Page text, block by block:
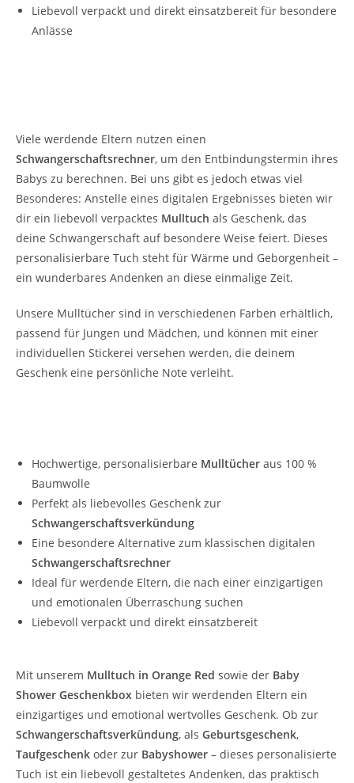
Liebevoll verpackt und direkt einsatzbereit für besondere
Anlässe
Viele werdende Eltern nutzen einen
Schwangerschaftsrechner, um den Entbindungstermin ihres
Babys zu berechnen. Bei uns gibt es jedoch etwas viel
Besonderes: Anstelle eines digitalen Ergebnisses bieten wir
dir ein liebevoll verpacktes Mulltuch als Geschenk, das
deine Schwangerschaft auf besondere Weise feiert. Dieses
personalisierbare Tuch steht für Wärme und Geborgenheit –
ein wunderbares Andenken an diese einmalige Zeit.
Unsere Mulltücher sind in verschiedenen Farben erhältlich,
passend für Jungen und Mädchen, und können mit einer
individuellen Stickerei versehen werden, die deinem
Geschenk eine persönliche Note verleiht.
Hochwertige, personalisierbare Mulltücher aus 100 %
Baumwolle
Perfekt als liebevolles Geschenk zur
Schwangerschaftsverkündung
Eine besondere Alternative zum klassischen digitalen
Schwangerschaftsrechner
Ideal für werdende Eltern, die nach einer einzigartigen
und emotionalen Überraschung suchen
Liebevoll verpackt und direkt einsatzbereit
Mit unserem Mulltuch in Orange Red sowie der Baby
Shower Geschenkbox bieten wir werdenden Eltern ein
einzigartiges und emotional wertvolles Geschenk. Ob zur
Schwangerschaftsverkündung, als Geburtsgeschenk,
Taufgeschenk oder zur Babyshower – dieses personalisierte
Tuch ist ein liebevoll gestaltetes Andenken, das praktisch